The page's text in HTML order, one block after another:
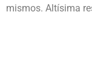
mismos. Altísima